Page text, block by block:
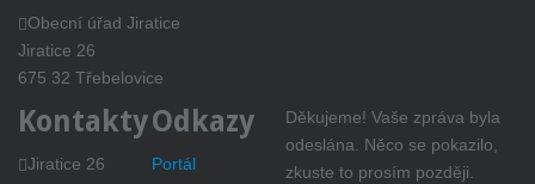
Obecní úřad Jiratice
Jiratice 26
675 32 Třebelovice
Kontakty
Jiratice 26
Odkazy
Portál
Děkujeme! Vaše zpráva byla
odeslána.
Něco se pokazilo,
zkuste to prosím později.